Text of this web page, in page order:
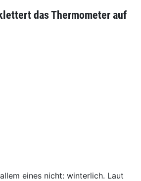
das Thermometer auf
eines nicht: winterlich. Laut